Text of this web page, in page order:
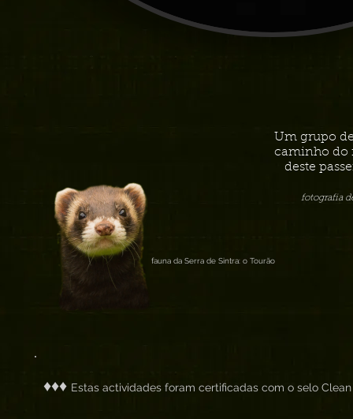
Um grupo
caminho do
deste
fotografia
fauna da Serra de Sintra: o Tourão
♦♦♦ Estas actividades foram certificadas com o selo